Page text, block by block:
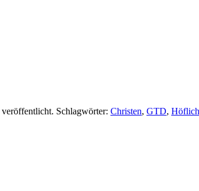
veröffentlicht. Schlagwörter: Christen, GTD,